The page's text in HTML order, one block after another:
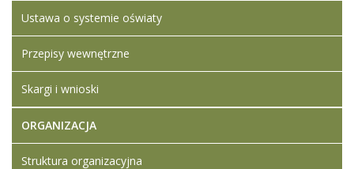
Ustawa o systemie oświaty
Przepisy wewnętrzne
Skargi i wnioski
ORGANIZACJA
Struktura organizacyjna